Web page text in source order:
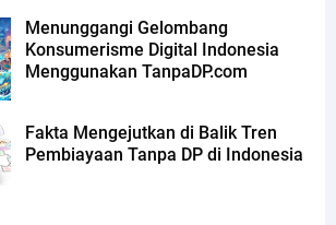
Menunggangi Gelombang
Konsumerisme Digital Indonesia
Menggunakan TanpaDP.com
Fakta Mengejutkan di Balik Tren
Pembiayaan Tanpa DP di Indonesia